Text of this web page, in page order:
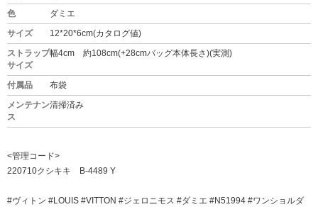
色
ダミエ
サイズ
12*20*6cm(カタログ値)
ストラップ
サイズ
幅4cm 約108cm(+28cmバッグ本体長さ)(実測)
付属品
布袋
メンテナン
ス
清掃済み
<管理コード>
220710クシキキ B-4489 Y
#ヴィトン #LOUIS #VITTON #ジェロニモス #ダミエ #N51994 #ワンショルダ